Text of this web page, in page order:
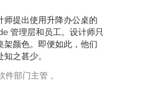
师提出使用升降办公桌的
管理层和员工。设计师只
架颜色。即便如此，他们
之甚少。
部门主管 。